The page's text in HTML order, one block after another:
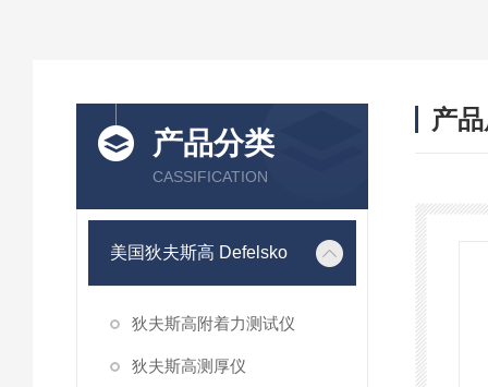
产品分类
CASSIFICATION
美国狄夫斯高 Defelsko
狄夫斯高附着力测试仪
狄夫斯高测厚仪
产